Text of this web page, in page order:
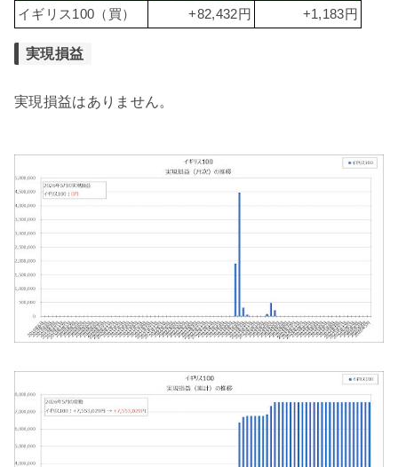
イギリス100（買）
+82,432円 +1,183円
実現損益
実現損益はありません。